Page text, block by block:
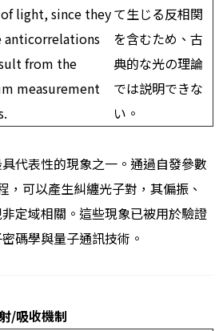
light, since they
anticorrelations
from the
measurement
て生じる反相関
を含むため、古
典的な光の理論
では説明できな
い。
代表性的現象之一。通過自發參數
，可以產生糾纏光子對，其偏振、
定域相關。這些現象已被用於驗證
碼學與量子通訊技術。
/吸收機制